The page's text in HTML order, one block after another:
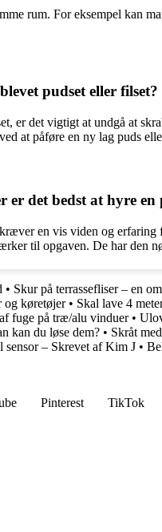
rum. For eksempel kan
pudset eller filset?
er det vigtigt at undgå at
at påføre en ny lag puds
er det bedst at hyre en
en vis viden og
til opgaven. De har den
• Skur på terrassefliser – en
og køretøjer• Skal lave 4
fuge på træ/alu vinduer•
kan du løse dem? • Skråt
sensor – Skrevet af Kim J •
Pinterest TikTok